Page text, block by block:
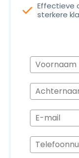
Effectieve
sterkere
check